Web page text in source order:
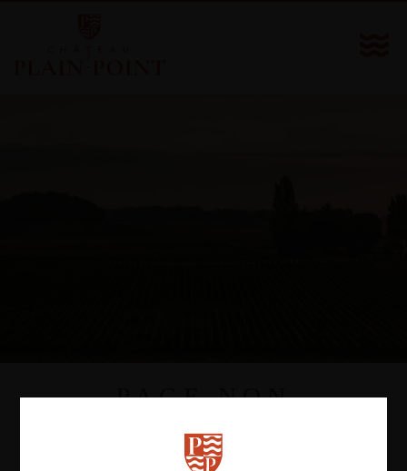
PAGE NON
ACCESSIBLE